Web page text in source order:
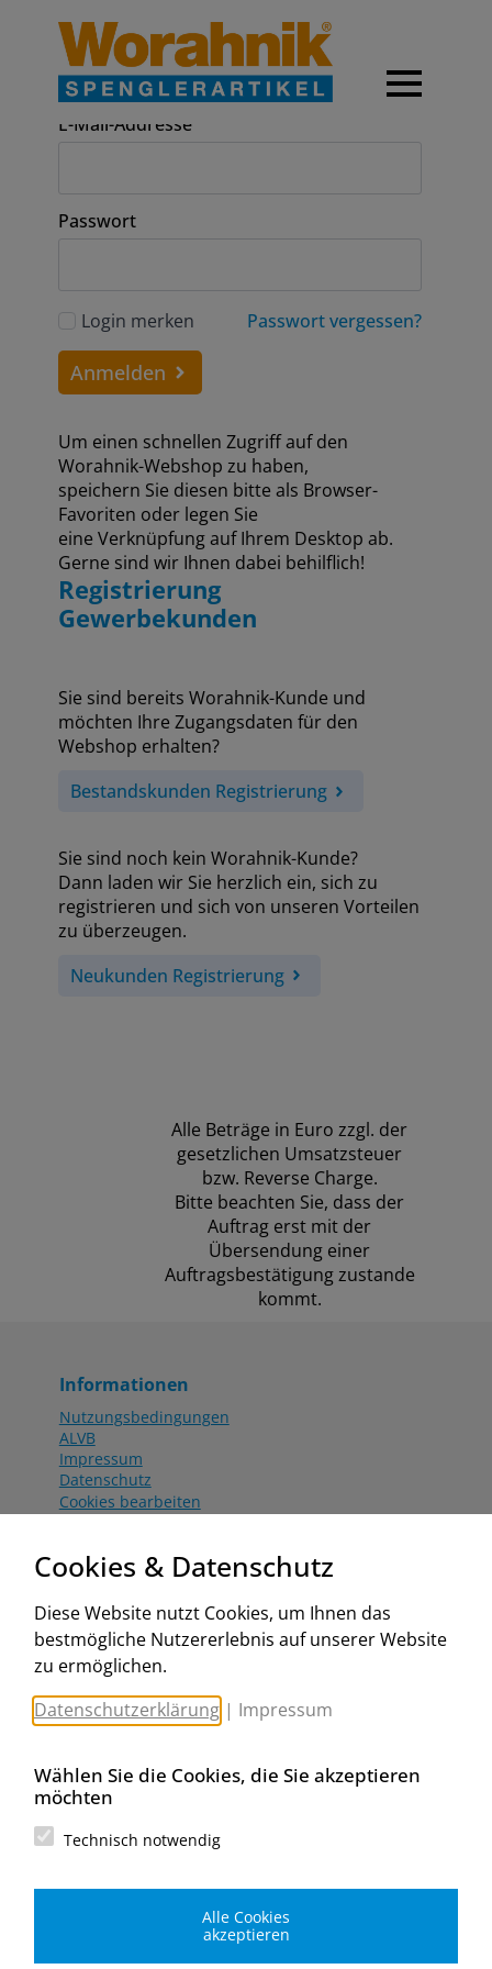
Anmeldung
E-Mail-Addresse
Passwort
Login merken Passwort vergessen?
Anmelden
Um einen schnellen Zugriff auf den
Worahnik-Webshop zu haben,
speichern Sie diesen bitte als Browser-
Favoriten oder legen Sie
eine Verknüpfung auf Ihrem Desktop ab.
Gerne sind wir Ihnen dabei behilflich!
Registrierung
Gewerbekunden
Sie sind bereits Worahnik-Kunde und
möchten Ihre Zugangsdaten für den
Webshop erhalten?
Bestandskunden Registrierung
Sie sind noch kein Worahnik-Kunde?
Dann laden wir Sie herzlich ein, sich zu
registrieren und sich von unseren Vorteilen
zu überzeugen.
Neukunden Registrierung
Alle Beträge in Euro zzgl. der
gesetzlichen Umsatzsteuer
bzw. Reverse Charge.
Bitte beachten Sie, dass der
Auftrag erst mit der
Übersendung einer
Auftragsbestätigung zustande
kommt.
Informationen
Nutzungsbedingungen
ALVB
Impressum
Datenschutz
Cookies bearbeiten
Aktionsbedingungen
www.worahnik.at
Zentrale Köttlach
Michael Worahnik GmbH
Spenglerartikel
Industriestraße 90, Köttlach
Filiale Wien
Spenglerartikel
Cookies & Datenschutz
Diese Website nutzt Cookies, um Ihnen das
bestmögliche Nutzererlebnis auf unserer Website
zu ermöglichen.
Datenschutzerklärung | Impressum
Wählen Sie die Cookies, die Sie akzeptieren
möchten
Technisch notwendig
Alle Cookies
akzeptieren